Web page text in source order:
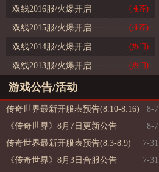
双线2016服/火爆开启 (推荐)
双线2015服/火爆开启 (推荐)
双线2014服/火爆开启 (热门)
双线2013服/火爆开启 (热门)
游戏公告/活动
传奇世界最新开服表预告(8.10-8.16)
8-7
《传奇世界》8月7日更新公告
8-7
传奇世界最新开服表预告(8.3-8.9)
7-31
《传奇世界》8月3日合服公告
7-31